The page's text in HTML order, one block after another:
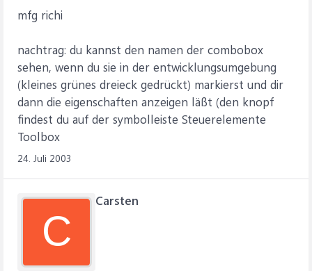
mfg richi
nachtrag: du kannst den namen der combobox
sehen, wenn du sie in der entwicklungsumgebung
(kleines grünes dreieck gedrückt) markierst und dir
dann die eigenschaften anzeigen läßt (den knopf
findest du auf der symbolleiste Steuerelemente
Toolbox
24. Juli 2003
C
Carsten